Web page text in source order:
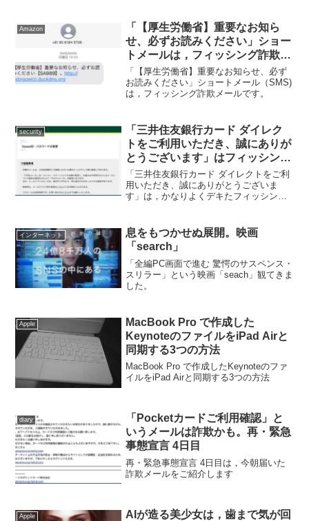
Amazon
「【厚生労働省】重要なお知ら
せ、必ずお読みください」ショー
トメールは，フィッシング詐欺メ
ール
「【厚生労働省】重要なお知らせ、必ず
お読みください」ショートメール（SMS)
は，フィッシング詐欺メールです。
security
「三井住友銀行カード ダイレク
トをご利用いただき、誠にありが
とうございます」はフィッシング
メール
「三井住友銀行カード ダイレクトをご利
用いただき、誠にありがとうございま
す」は，かなりよくデキたフィッシング
インターネット
息をもつかせぬ展開。映画
「search」
「全編PC画面で進む 驚愕のサスペンス・
スリラー」という映画「seach」観てきま
した。
Apple
MacBook Pro で作成した
KeynoteのファイルをiPad Airと
同期する3つの方法
MacBook Pro で作成したKeynoteのファ
イルをiPad Airと同期する3つの方法
diary
「Pocketカードご利用確認」と
いうメールは詐欺かも。再・緊急
事態宣言 4日目
再・緊急事態宣言 4日目は，今朝届いた
詐欺メールをご紹介します
Apple
AIが造る美少女は，歯まで気が回